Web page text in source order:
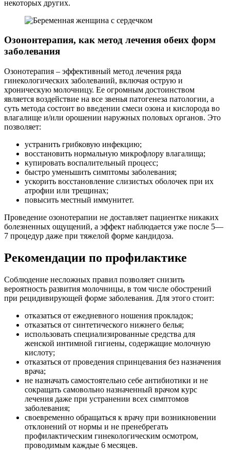
некоторых других.
Озононтерапия, как метод лечения обеих форм
заболевания
Озонотерапия – эффективный метод лечения ряда
гинекологических заболеваний, включая острую и
хроническую молочницу. Ее огромным достоинством
является воздействие на все звенья патогенеза патологии, а
суть метода состоит во введении смеси озона и кислорода во
влагалище и/или орошении наружных половых органов. Это
позволяет:
устранить грибковую инфекцию;
восстановить нормальную микрофлору влагалища;
купировать воспалительный процесс;
быстро уменьшить симптомы заболевания;
ускорить восстановление слизистых оболочек при их
атрофии или трещинах;
повысить местный иммунитет.
Проведение озонотерапии не доставляет пациентке никаких
болезненных ощущений, а эффект наблюдается уже после 5—
7 процедур даже при тяжелой форме кандидоза.
Рекомендации по профилактике
Соблюдение несложных правил позволяет снизить
вероятность развития молочницы, в том числе обострений
при рецидивирующей форме заболевания. Для этого стоит:
отказаться от ежедневного ношения прокладок;
отказаться от синтетического нижнего белья;
использовать специализированные средства для
женской интимной гигиены, содержащие молочную
кислоту;
отказаться от проведения спринцевания без назначения
врача;
не назначать самостоятельно себе антибиотики и не
сокращать самовольно назначенный врачом курс
лечения даже при устранении всех симптомов
заболевания;
своевременно обращаться к врачу при возникновении
отклонений от нормы и не пренебрегать
профилактическим гинекологическим осмотром,
проводимым каждые 6 месяцев.